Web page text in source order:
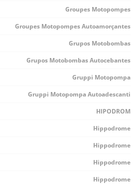
Groupes Motopompes
Groupes Motopompes Autoamorçantes
Grupos Motobombas
Grupos Motobombas Autocebantes
Gruppi Motopompa
Gruppi Motopompa Autoadescanti
HIPODROM
Hippodrome
Hippodrome
Hippodrome
Hippodrome